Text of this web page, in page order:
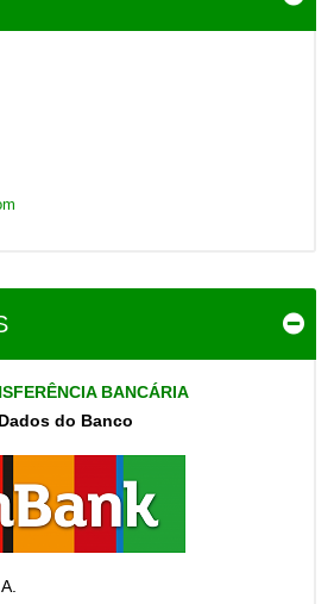
BANCÁRIA
Dados do Banco
S.A.